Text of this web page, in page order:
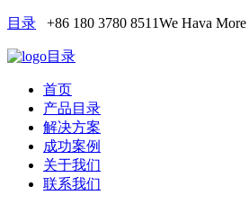
目录 +86 180 3780 8511We Hava More
目录
首页
产品目录
解决方案
成功案例
关于我们
联系我们